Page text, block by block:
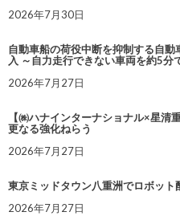
2026年7月30日
自動車船の荷役中断を抑制する自
入 ～自力走行できない車両を約5分
2026年7月27日
【㈱ハナインターナショナル×星清
更なる強化ねらう
2026年7月27日
東京ミッドタウン八重洲でロボット
2026年7月27日